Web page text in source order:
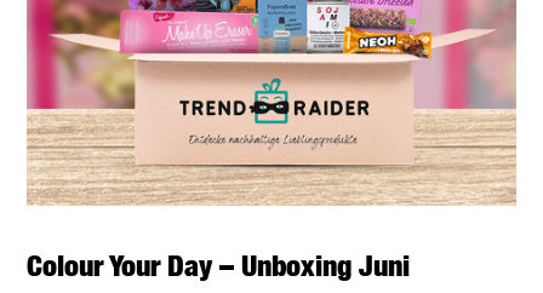
Colour Your Day – Unboxing Juni